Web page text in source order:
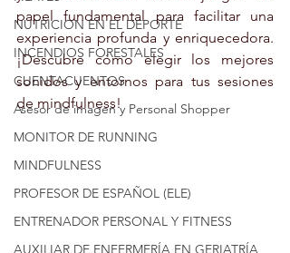
NUTRICION EN EL DEPORTE
INCENDIOS FORESTALES
CUENTACUENTOS
Asesor de imagen y Personal Shopper
MONITOR DE RUNNING
MINDFULNESS
PROFESOR DE ESPAÑOL (ELE)
ENTRENADOR PERSONAL Y FITNESS
AUXILIAR DE ENFERMERÍA EN GERIATRÍA
papel fundamental para facilitar una
experiencia profunda y enriquecedora.
¡Descubre cómo elegir los mejores
sonidos y entornos para tus sesiones
de mindfulness!